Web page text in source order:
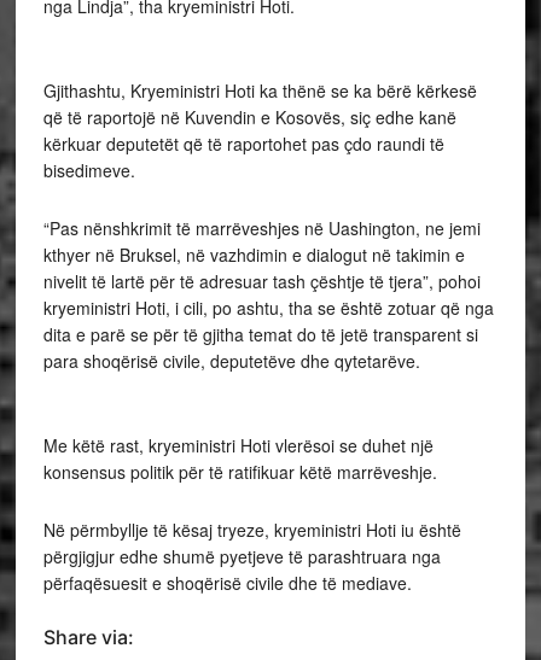
nga Lindja”, tha kryeministri Hoti.
Gjithashtu, Kryeministri Hoti ka thënë se ka bërë kërkesë
që të raportojë në Kuvendin e Kosovës, siç edhe kanë
kërkuar deputetët që të raportohet pas çdo raundi të
bisedimeve.
“Pas nënshkrimit të marrëveshjes në Uashington, ne jemi
kthyer në Bruksel, në vazhdimin e dialogut në takimin e
nivelit të lartë për të adresuar tash çështje të tjera”, pohoi
kryeministri Hoti, i cili, po ashtu, tha se është zotuar që nga
dita e parë se për të gjitha temat do të jetë transparent si
para shoqërisë civile, deputetëve dhe qytetarëve.
Me këtë rast, kryeministri Hoti vlerësoi se duhet një
konsensus politik për të ratifikuar këtë marrëveshje.
Në përmbyllje të kësaj tryeze, kryeministri Hoti iu është
përgjigjur edhe shumë pyetjeve të parashtruara nga
përfaqësuesit e shoqërisë civile dhe të mediave.
Share via: